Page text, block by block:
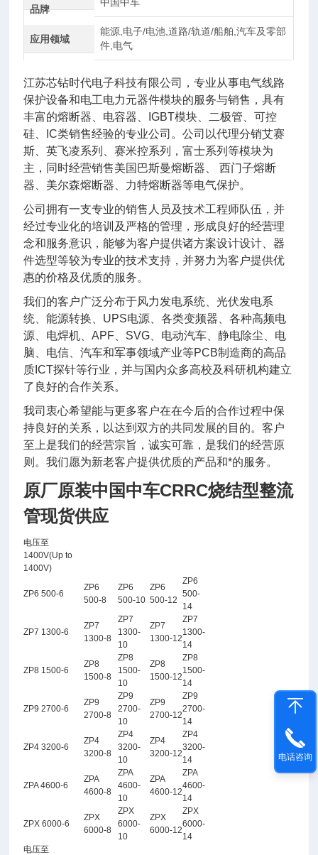
品牌
应用领域
能源,电子/电池,道路/轨道/船舶,汽车及零部
件,电气
江苏芯钻时代电子科技有限公司，专业从事电气线路
保护设备和电工电力元器件模块的服务与销售，具有
丰富的熔断器、电容器、IGBT模块、二极管、可控
硅、IC类销售经验的专业公司。公司以代理分销艾赛
斯、英飞凌系列、赛米控系列，富士系列等模块为
主，同时经营销售美国巴斯曼熔断器、 西门子熔断
器、美尔森熔断器、力特熔断器等电气保护。
公司拥有一支专业的销售人员及技术工程师队伍，并
经过专业化的培训及严格的管理，形成良好的经营理
念和服务意识，能够为客户提供诸方案设计设计、器
件选型等较为专业的技术支持，并努力为客户提供优
惠的价格及优质的服务。
我们的客户广泛分布于风力发电系统、光伏发电系
统、能源转换、UPS电源、各类变频器、各种高频电
源、电焊机、APF、SVG、电动汽车、静电除尘、电
脑、电信、汽车和军事领域产业等PCB制造商的高品
质ICT探针等行业，并与国内众多高校及科研机构建立
了良好的合作关系。
我司衷心希望能与更多客户在在今后的合作过程中保
持良好的关系，以达到双方的共同发展的目的。客户
至上是我们的经营宗旨，诚实可靠，是我们的经营原
则。我们愿为新老客户提供优质的产品和*的服务。
原厂原装中国中车CRRC烧结型整流
管现货供应
电压至
1400V(Up to
1400V)
ZP6 500-6
ZP6
500-8
ZP6
500-10
ZP6
500-12
ZP6
500-
14
ZP7 1300-6
ZP7
1300-8
ZP7
1300-
10
ZP7
1300-12
ZP7
1300-
14
ZP8 1500-6
ZP8
1500-8
ZP8
1500-
10
ZP8
1500-12
ZP8
1500-
14
ZP9 2700-6
ZP9
2700-8
ZP9
2700-
10
ZP9
2700-12
ZP9
2700-
14
ZP4 3200-6
ZP4
3200-8
ZP4
3200-
10
ZP4
3200-12
ZP4
3200-
14
ZPA 4600-6
ZPA
4600-8
ZPA
4600-
10
ZPA
4600-12
ZPA
4600-
14
ZPX 6000-6
ZPX
6000-8
ZPX
6000-
10
ZPX
6000-12
ZPX
6000-
14
电压至
电话咨询